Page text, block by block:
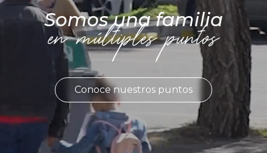
Somos una familia
en múltiples puntos
Conoce nuestros puntos